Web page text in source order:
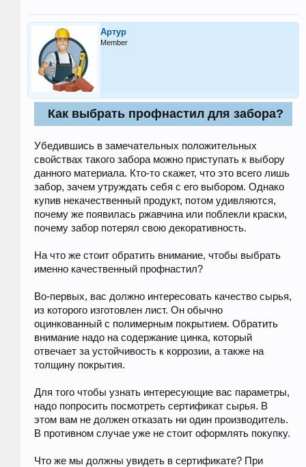
Артур
Member
Как выбрать профнастил для забора?
Убедившись в замечательных положительных
свойствах такого забора можно приступать к выбору
данного материала. Кто-то скажет, что это всего лишь
забор, зачем утруждать себя с его выбором. Однако
купив некачественный продукт, потом удивляются,
почему же появилась ржавчина или поблекли краски,
почему забор потерял свою декоративность.
На что же стоит обратить внимание, чтобы выбрать
именно качественный профнастил?
Во-первых, вас должно интересовать качество сырья,
из которого изготовлен лист. Он обычно
оцинкованный с полимерным покрытием. Обратить
внимание надо на содержание цинка, который
отвечает за устойчивость к коррозии, а также на
толщину покрытия.
Для того чтобы узнать интересующие вас параметры,
надо попросить посмотреть сертификат сырья. В
этом вам не должен отказать ни один производитель.
В противном случае уже не стоит оформлять покупку.
Что же мы должны увидеть в сертификате? При